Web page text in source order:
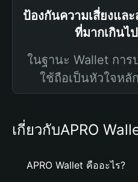
ป้องกันความเสี่ยงแล
ที่มากเกินไ
ในฐานะ Wallet กา
ใช้ถือเป็นหัวใจหลั
เกี่ยวกับAPRO
APRO Wallet คืออะไร?